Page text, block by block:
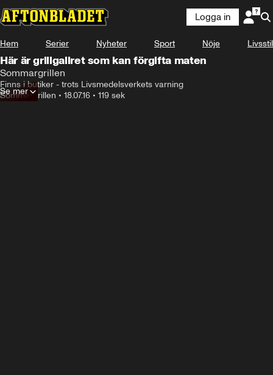
Logga in
Hem Serier Nyheter Sport Nöje Livsstil
Här är grillgallret som kan förgifta maten
Sommargrillen
Finns i butiker - trots Livsmedelsverkets varning
Sommargrillen • 18.07.16 • 119 sek
Se mer